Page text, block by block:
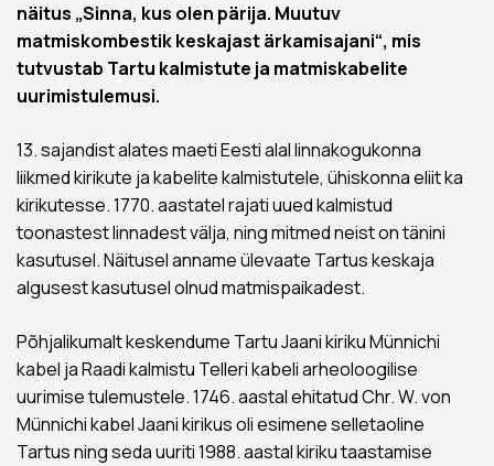
näitus „Sinna, kus olen pärija. Muutuv
matmiskombestik keskajast ärkamisajani“, mis
tutvustab Tartu kalmistute ja matmiskabelite
uurimistulemusi.
13. sajandist alates maeti Eesti alal linnakogukonna
liikmed kirikute ja kabelite kalmistutele, ühiskonna eliit ka
kirikutesse. 1770. aastatel rajati uued kalmistud
toonastest linnadest välja, ning mitmed neist on tänini
kasutusel. Näitusel anname ülevaate Tartus keskaja
algusest kasutusel olnud matmispaikadest.
Põhjalikumalt keskendume Tartu Jaani kiriku Münnichi
kabel ja Raadi kalmistu Telleri kabeli arheoloogilise
uurimise tulemustele. 1746. aastal ehitatud Chr. W. von
Münnichi kabel Jaani kirikus oli esimene selletaoline
Tartus ning seda uuriti 1988. aastal kiriku taastamise